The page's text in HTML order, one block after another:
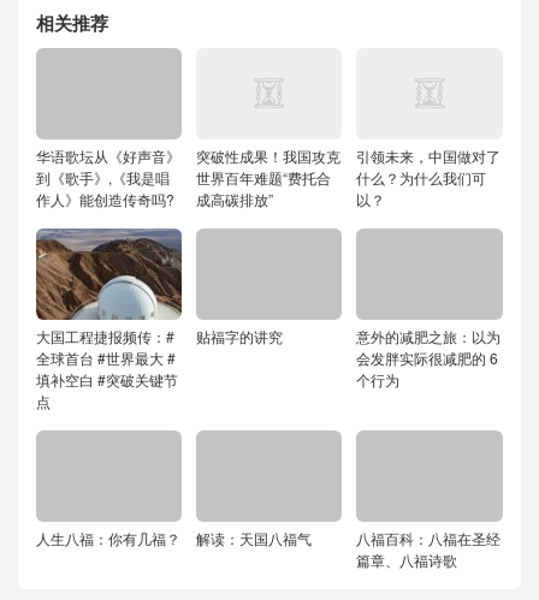
相关推荐
华语歌坛从《好声音》
到《歌手》,《我是唱
作人》能创造传奇吗?
突破性成果！我国攻克
世界百年难题“费托合
成高碳排放”
引领未来，中国做对了
什么？为什么我们可
以？
大国工程捷报频传：#
全球首台 #世界最大 #
填补空白 #突破关键节
点
贴福字的讲究
意外的减肥之旅：以为
会发胖实际很减肥的 6
个行为
人生八福：你有几福？ 解读：天国八福气
八福百科：八福在圣经
篇章、八福诗歌